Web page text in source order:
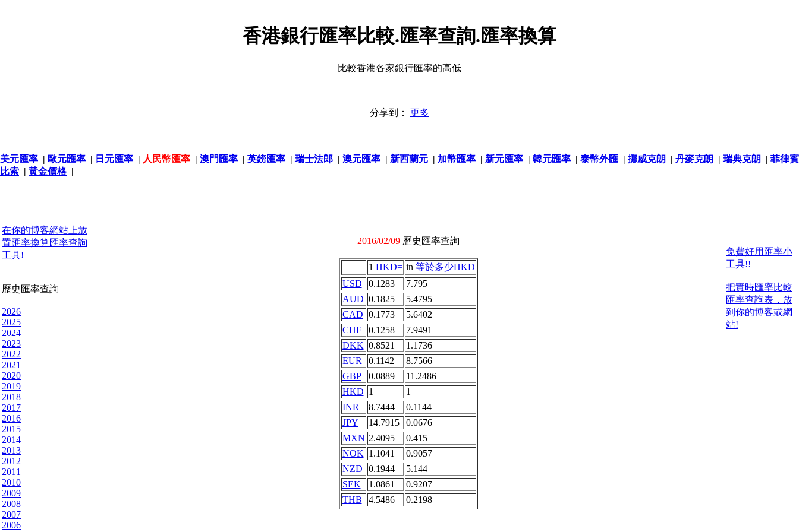
香港銀行匯率比較.匯率查詢.匯率換算
比較香港各家銀行匯率的高低
分享到： 更多
美元匯率 | 歐元匯率 | 日元匯率 | 人民幣匯率 | 澳門匯率 | 英鎊匯率 | 瑞士法郎 | 澳元匯率 | 新西蘭元 | 加幣匯率 | 新元匯率 | 韓元匯率 | 泰幣外匯 | 挪威克朗 | 丹麥克朗 | 瑞典克朗 | 菲律賓
比索 | 黃金價格|
在你的博客網站上放
置匯率換算匯率查詢
工具!
歷史匯率查詢
2026
2025
2024
2023
2022
2021
2020
2019
2018
2017
2016
2015
2014
2013
2012
2011
2010
2009
2008
2007
2006
2016/02/09 歷史匯率查詢
1 HKD= in 等於多少HKD
USD
0.1283
7.795
AUD 0.1825
5.4795
CAD 0.1773
5.6402
CHF
0.1258
7.9491
DKK 0.8521
1.1736
EUR
0.1142
8.7566
GBP
0.0889
11.2486
HKD 1
1
INR
8.7444
0.1144
JPY
14.7915
0.0676
MXN 2.4095
0.415
NOK 1.1041
0.9057
NZD
0.1944
5.144
SEK
1.0861
0.9207
THB
4.5486 0.2198
免費好用匯率小
工具!!
把實時匯率比較
匯率查詢表，放
到你的博客或網
站!